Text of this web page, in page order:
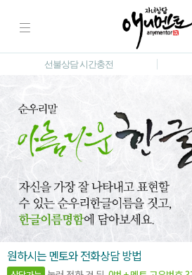
선불상담 시간충전
원하시는 멘토와 전화상담 방법